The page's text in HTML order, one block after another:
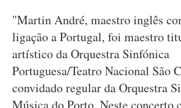
"Martin André, maestro inglês
ligação a Portugal, foi maestro
artístico da Orquestra Sinfónica
Portuguesa/Teatro Nacional São
convidado regular da Orquestra